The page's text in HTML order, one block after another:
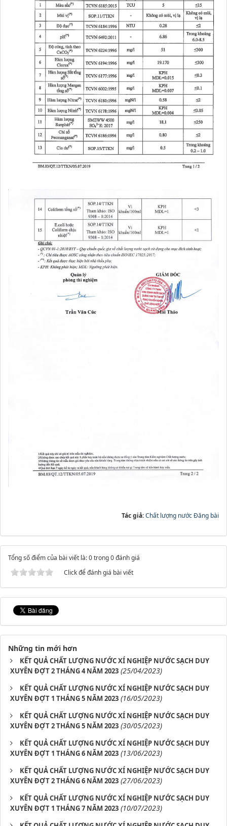
Tác giả:Chất lượng nước Đăng bài
Tổng số điểm của bài viết là: 0 trong 0 đánh giá
Click để đánh giá bài viết
Những tin mới hơn
KẾT QUẢ CHẤT LƯỢNG NƯỚC XÍ NGHIỆP NƯỚC SẠCH DUY
XUYÊN ĐỢT 2 THÁNG 4 NĂM 2023 (25/04/2023)
KẾT QUẢ CHẤT LƯỢNG NƯỚC XÍ NGHIỆP NƯỚC SẠCH DUY
XUYÊN ĐỢT 1 THÁNG 5 NĂM 2023 (16/05/2023)
KẾT QUẢ CHẤT LƯỢNG NƯỚC XÍ NGHIỆP NƯỚC SẠCH DUY
XUYÊN ĐỢT 2 THÁNG 5 NĂM 2023 (30/05/2023)
KẾT QUẢ CHẤT LƯỢNG NƯỚC XÍ NGHIỆP NƯỚC SẠCH DUY
XUYÊN ĐỢT 1 THÁNG 6 NĂM 2023 (13/06/2023)
KẾT QUẢ CHẤT LƯỢNG NƯỚC XÍ NGHIỆP NƯỚC SẠCH DUY
XUYÊN ĐỢT 2 THÁNG 6 NĂM 2023 (27/06/2023)
KẾT QUẢ CHẤT LƯỢNG NƯỚC XÍ NGHIỆP NƯỚC SẠCH DUY
XUYÊN ĐỢT 1 THÁNG 7 NĂM 2023 (10/07/2023)